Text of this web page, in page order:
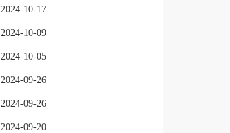
2024-10-17
2024-10-09
2024-10-05
2024-09-26
2024-09-26
2024-09-20